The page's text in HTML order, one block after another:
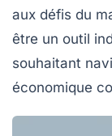
aux défis du
être un outil
souhaitant
économique